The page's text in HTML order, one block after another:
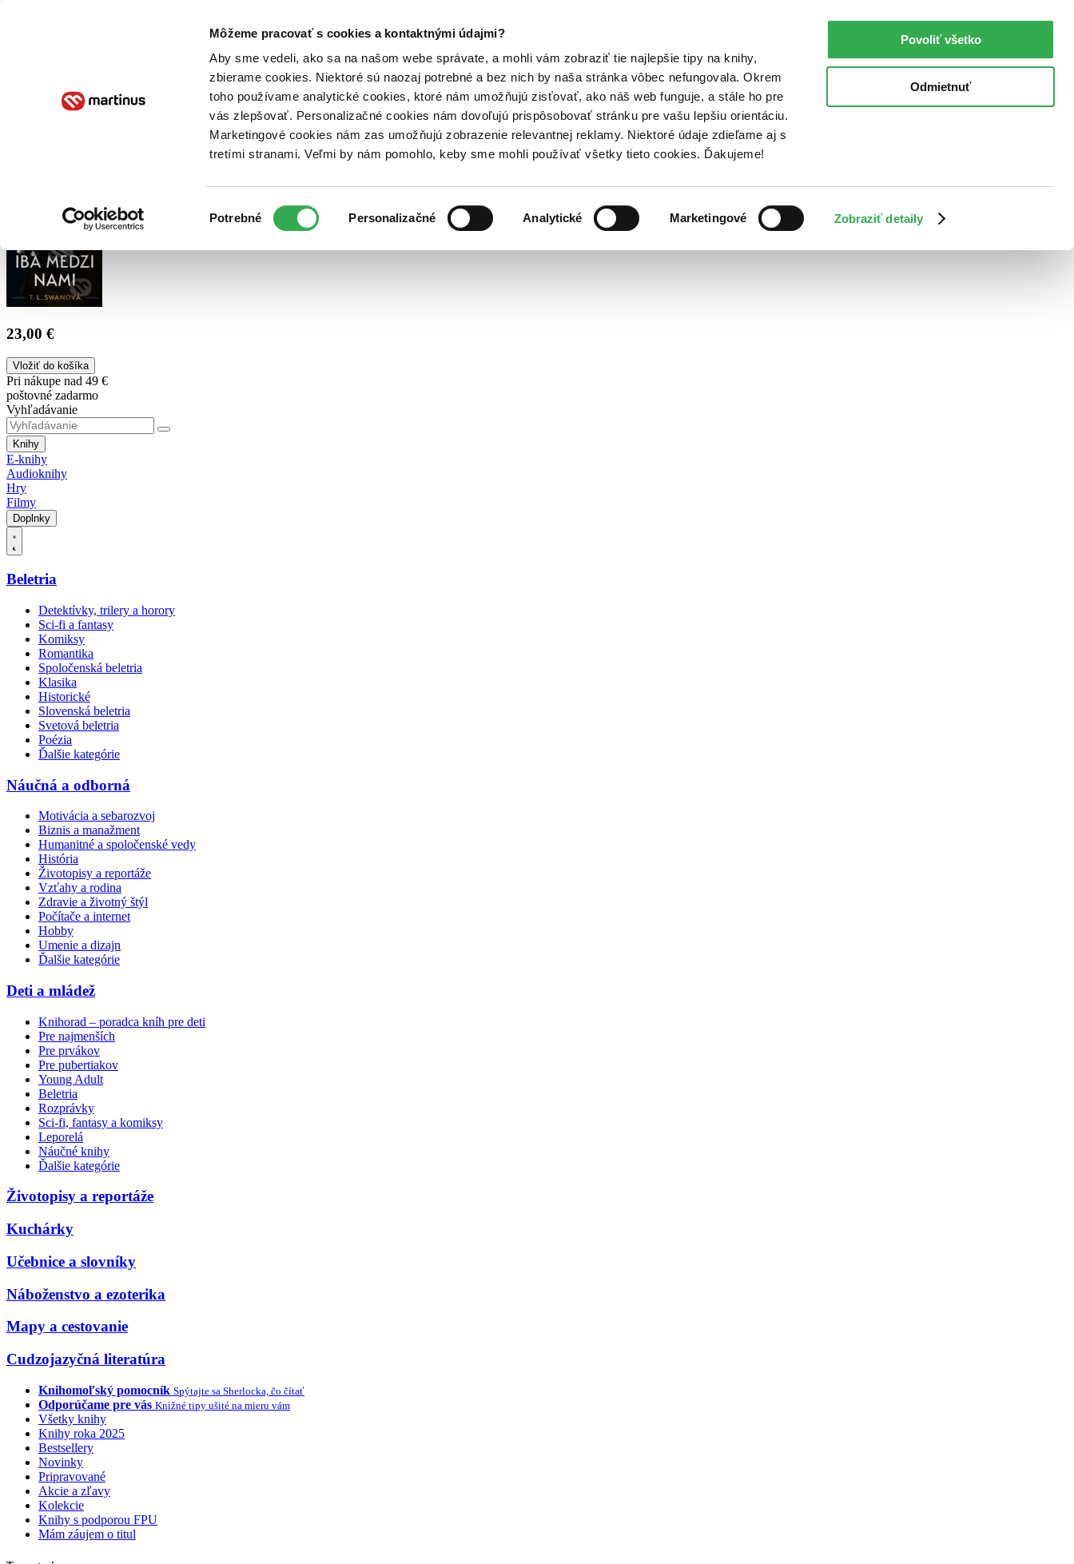
Môžeme pracovať s cookies a kontaktnými údajmi?
Aby sme vedeli, ako sa na našom webe správate, a mohli vám zobraziť tie najlepšie tipy na knihy,
zbierame cookies. Niektoré sú naozaj potrebné a bez nich by naša stránka vôbec nefungovala. Okrem
toho používame analytické cookies, ktoré nám umožňujú zisťovať, ako náš web funguje, a stále ho pre
vás zlepšovať. Personalizačné cookies nám dovoľujú prispôsobovať stránku pre vašu lepšiu orientáciu.
Marketingové cookies nám zas umožňujú zobrazenie relevantnej reklamy. Niektoré údaje zdieľame aj s
tretími stranami. Veľmi by nám pomohlo, keby sme mohli používať všetky tieto cookies. Ďakujeme!
súhlasu
Potrebné Personalizačné Analytické Marketingové Zobraziť detaily
Povoliť všetko
Odmietnuť
Poukážky Kontakt
23,00 €
Vložiť do košíka
Pri nákupe nad 49 €
poštovné zadarmo
Vyhľadávanie
Knihy
E-knihy
Audioknihy
Hry
Filmy
Doplnky
Beletria
Detektívky, trilery a horory
Sci-fi a fantasy
Komiksy
Romantika
Spoločenská beletria
Klasika
Historické
Slovenská beletria
Svetová beletria
Poézia
Ďalšie kategórie
Náučná a odborná
Motivácia a sebarozvoj
Biznis a manažment
Humanitné a spoločenské vedy
História
Životopisy a reportáže
Vzťahy a rodina
Zdravie a životný štýl
Počítače a internet
Hobby
Umenie a dizajn
Ďalšie kategórie
Deti a mládež
Knihorad – poradca kníh pre deti
Pre najmenších
Pre prvákov
Pre pubertiakov
Young Adult
Beletria
Rozprávky
Sci-fi, fantasy a komiksy
Leporelá
Náučné knihy
Ďalšie kategórie
Životopisy a reportáže
Kuchárky
Učebnice a slovníky
Náboženstvo a ezoterika
Mapy a cestovanie
Cudzojazyčná literatúra
Knihomoľský pomocník Spýtajte sa Sherlocka, čo čítať
Odporúčame pre vás Knižné tipy ušité na mieru vám
Všetky knihy
Knihy roka 2025
Bestsellery
Novinky
Pripravované
Akcie a zľavy
Kolekcie
Knihy s podporou FPU
Mám záujem o titul